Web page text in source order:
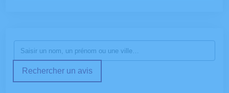
Rechercher un avis